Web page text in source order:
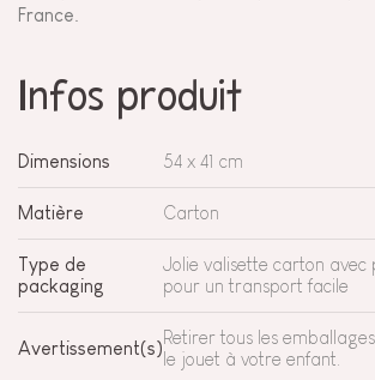
France.
Infos produit
Dimensions 54 x 41 cm
Matière Carton
Type de
packaging
Jolie valisette carton avec
pour un transport facile
Avertissement(s)
Retirer tous les
le jouet à votre enfant.